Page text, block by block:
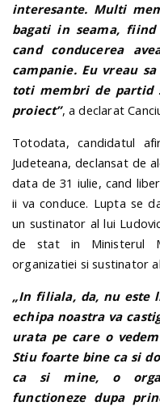
interesante. Multi
bagati in seama,
cand conducerea
campanie. Eu vreau
toti membri de partid
proiect”, a declarat
Totodata, candidatul
Judeteana, declansat de
data de 31 iulie, cand
ii va conduce. Lupta se
un sustinator al lui
de stat in Ministerul
organizatiei si sustinator
„In filiala, da, nu este
echipa noastra va
urata pe care o
Stiu foarte bine ca si
ca si mine, o
functioneze dupa